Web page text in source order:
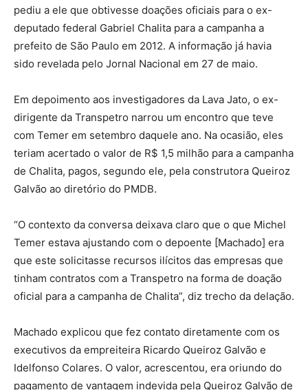
pediu a ele que obtivesse doações oficiais para o ex-
deputado federal Gabriel Chalita para a campanha a
prefeito de São Paulo em 2012. A informação já havia
sido revelada pelo Jornal Nacional em 27 de maio.
Em depoimento aos investigadores da Lava Jato, o ex-
dirigente da Transpetro narrou um encontro que teve
com Temer em setembro daquele ano. Na ocasião, eles
teriam acertado o valor de R$ 1,5 milhão para a campanha
de Chalita, pagos, segundo ele, pela construtora Queiroz
Galvão ao diretório do PMDB.
“O contexto da conversa deixava claro que o que Michel
Temer estava ajustando com o depoente [Machado] era
que este solicitasse recursos ilícitos das empresas que
tinham contratos com a Transpetro na forma de doação
oficial para a campanha de Chalita”, diz trecho da delação.
Machado explicou que fez contato diretamente com os
executivos da empreiteira Ricardo Queiroz Galvão e
Idelfonso Colares. O valor, acrescentou, era oriundo do
pagamento de vantagem indevida pela Queiroz Galvão de